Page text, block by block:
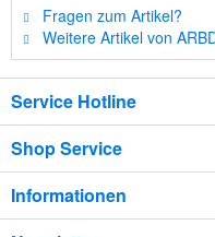
Fragen zum Artikel?
Weitere Artikel von
Service Hotline
Shop Service
Informationen